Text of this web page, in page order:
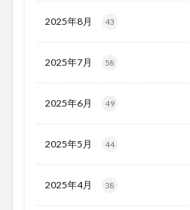
2025年8月 43
2025年7月 58
2025年6月 49
2025年5月 44
2025年4月 38